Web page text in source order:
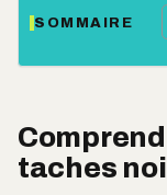
SOMMAIRE
taches